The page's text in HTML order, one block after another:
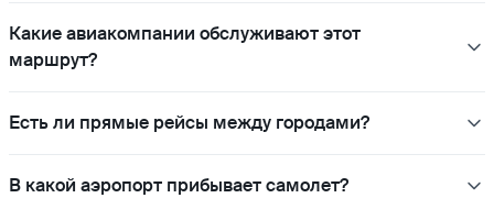
Какие авиакомпании обслуживают этот
маршрут?
Есть ли прямые рейсы между городами?
В какой аэропорт прибывает самолет?